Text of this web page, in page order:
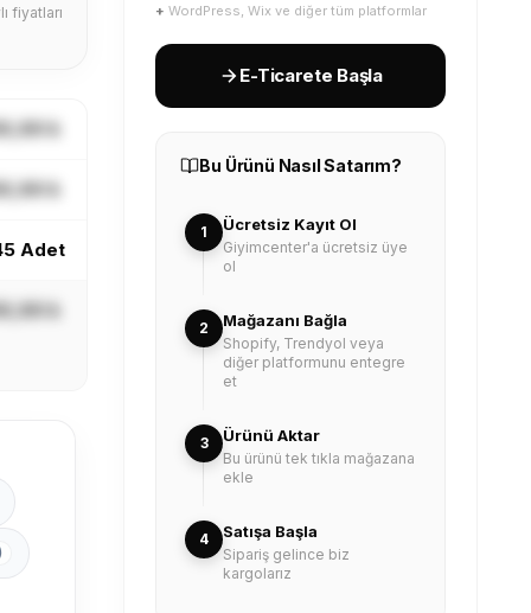
fiyatları
₺
₺
Adet
₺
+ WordPress, Wix ve diğer tüm platformlar
E-Ticarete Başla
Bu Ürünü Nasıl Satarım?
1 Ücretsiz Kayıt Ol
Giyimcenter'a ücretsiz üye
ol
2 Mağazanı Bağla
Shopify, Trendyol veya
diğer platformunu entegre
et
3 Ürünü Aktar
Bu ürünü tek tıkla mağazana
ekle
4 Satışa Başla
Sipariş gelince biz
kargolarız